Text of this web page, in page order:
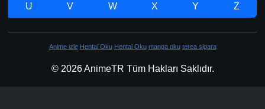
U V W X Y Z
Anime izle Hentai Oku Hentai Oku manga oku terea sigara
© 2026 AnimeTR Tüm Hakları Saklıdır.